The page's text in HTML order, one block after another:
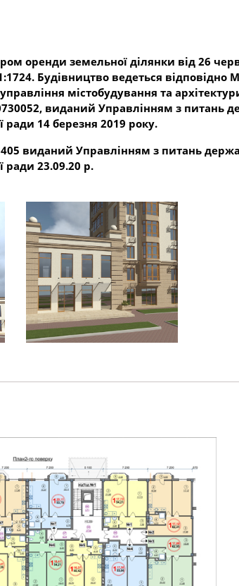
оренди земельної ділянки від 26
Будівництво ведеться відповідно
містобудування та
виданий Управлінням з питань
ради 14 березня 2019 року.
виданий Управлінням з питань
ради 23.09.20 р.